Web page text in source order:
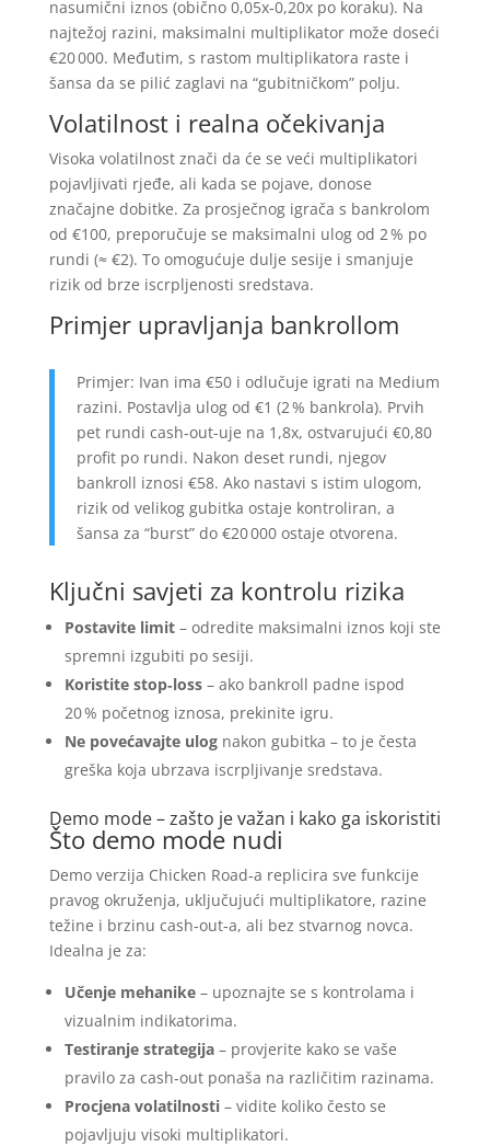
nasumični iznos (obično 0,05x‑0,20x po koraku). Na
najtežoj razini, maksimalni multiplikator može doseći
€20 000. Međutim, s rastom multiplikatora raste i
šansa da se pilić zaglavi na “gubitničkom” polju.
Volatilnost i realna očekivanja
Visoka volatilnost znači da će se veći multiplikatori
pojavljivati rjeđe, ali kada se pojave, donose
značajne dobitke. Za prosječnog igrača s bankrolom
od €100, preporučuje se maksimalni ulog od 2 % po
rundi (≈ €2). To omogućuje dulje sesije i smanjuje
rizik od brze iscrpljenosti sredstava.
Primjer upravljanja bankrollom
Primjer: Ivan ima €50 i odlučuje igrati na Medium
razini. Postavlja ulog od €1 (2 % bankrola). Prvih
pet rundi cash‑out-uje na 1,8x, ostvarujući €0,80
profit po rundi. Nakon deset rundi, njegov
bankroll iznosi €58. Ako nastavi s istim ulogom,
rizik od velikog gubitka ostaje kontroliran, a
šansa za “burst” do €20 000 ostaje otvorena.
Ključni savjeti za kontrolu rizika
Postavite limit– odredite maksimalni iznos koji ste
spremni izgubiti po sesiji.
Koristite stop‑loss– ako bankroll padne ispod
20 % početnog iznosa, prekinite igru.
Ne povećavajte ulognakon gubitka – to je česta
greška koja ubrzava iscrpljivanje sredstava.
Demo mode – zašto je važan i kako ga iskoristiti
Što demo mode nudi
Demo verzija Chicken Road‑a replicira sve funkcije
pravog okruženja, uključujući multiplikatore, razine
težine i brzinu cash‑out‑a, ali bez stvarnog novca.
Idealna je za:
Učenje mehanike– upoznajte se s kontrolama i
vizualnim indikatorima.
Testiranje strategija– provjerite kako se vaše
pravilo za cash‑out ponaša na različitim razinama.
Procjena volatilnosti– vidite koliko često se
pojavljuju visoki multiplikatori.